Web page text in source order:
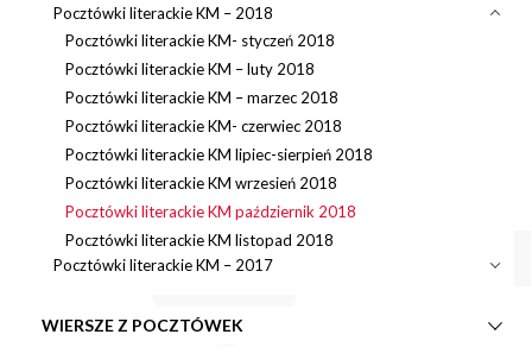
Pocztówki literackie KM – 2018
Pocztówki literackie KM- styczeń 2018
Pocztówki literackie KM – luty 2018
Pocztówki literackie KM – marzec 2018
Pocztówki literackie KM- czerwiec 2018
Pocztówki literackie KM lipiec-sierpień 2018
Pocztówki literackie KM wrzesień 2018
Pocztówki literackie KM październik 2018
Pocztówki literackie KM listopad 2018
Pocztówki literackie KM – 2017
WIERSZE Z POCZTÓWEK